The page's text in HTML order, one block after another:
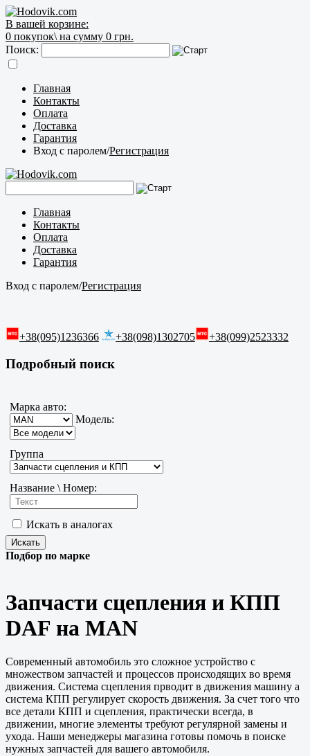
В вашей корзине:
0 покупок\ на сумму 0 грн.
Поиск:
Главная
Контакты
Оплата
Доставка
Гарантия
Вход с паролем/Регистрация
Главная
Контакты
Оплата
Доставка
Гарантия
Вход с паролем/Регистрация
+38(095)1236366 +38(098)1302705 +38(099)2523332
Подробный поиск
Марка авто:
Модель:
Группа
Название \ Номер:
Искать в аналогах
Подбор по марке
Запчасти сцепления и КПП
DAF на MAN
Современный автомобиль это сложное устройство с
множеством запчастей и процессов происходящих во время
движения. Система сцепления прводит в движения машину а
система КПП регулирует скорость движения. За счет того что
все детали КПП и сцепления, практически всегда, в
движении, многие элементы требуют регулярной замены и
ухода. Наши менеджеры магазина готовы помочь в поиске
нужных запчастей для вашего автомобиля.